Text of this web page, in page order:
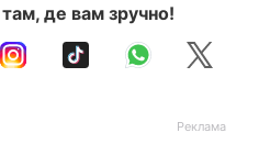
де вам зручно!